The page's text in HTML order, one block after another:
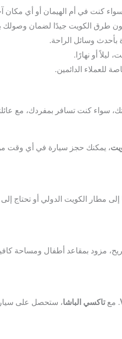
كنت في أم الهيمان أو أي مكان
طرق الكويت جيدًا لضمان وصولك
وسائل الراحة.
للعملاء الدائمين.
سواء كنت تسافر بمفردك، مع
، يمكنك حجز سيارة في أي وقت
مطار الكويت الدولي أو تحتاج
مزود بمقاعد أطفال ومساحة كافية
. معتاكسي الباشا، ستحصل على